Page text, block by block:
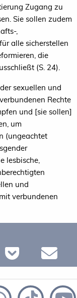
Zugang zu
Sie sollen zudem
,
alle sicherstellen
die
(S. 24).
sexuellen und
Rechte
und [sie sollen]
um
(ungeachtet
lesbische,
und
verbundenen